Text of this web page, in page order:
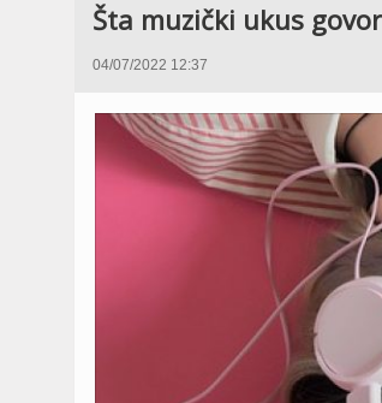
Šta muzički ukus
04/07/2022 12:37